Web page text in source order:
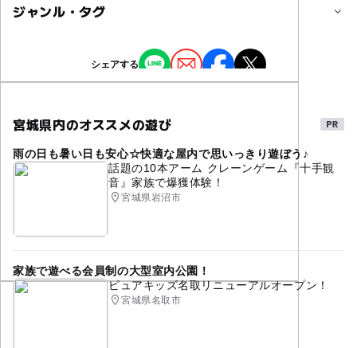
予約はこちらから
子供の料金
子供の料金詳細
大人の料金
1,300円
ジャンル・タグ
芸術鑑賞・自然観賞
シェアする
宮城県内のオススメの遊び
雨の日も暑い日も安心☆快適な屋内で思いっきり遊ぼう♪
話題の10本アーム クレーンゲーム『十手観
音』家族で爆獲体験！
宮城県岩沼市
家族で遊べる会員制の大型室内公園！
ピュアキッズ名取リニューアルオープン！
宮城県名取市